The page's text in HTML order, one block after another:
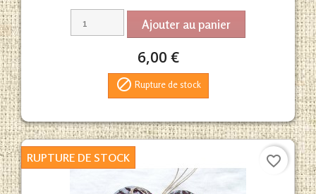
Ajouter au panier
6,00 €
 Rupture de stock
RUPTURE DE STOCK favorite_border